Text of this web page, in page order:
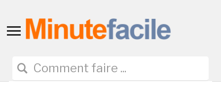
Toggle
navigation